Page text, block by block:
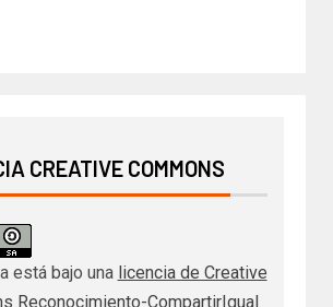
CREATIVE COMMONS
está bajo una licencia de Creative
Reconocimiento-CompartirIgual